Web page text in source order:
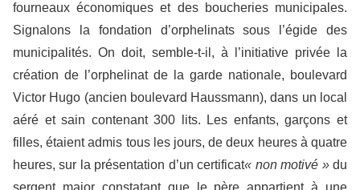
fourneaux économiques et des boucheries municipales.
Signalons la fondation d’orphelinats sous l’égide des
municipalités. On doit, semble-t-il, à l’initiative privée la
création de l’orphelinat de la garde nationale, boulevard
Victor Hugo (ancien boulevard Haussmann), dans un local
aéré et sain contenant 300 lits. Les enfants, garçons et
filles, étaient admis tous les jours, de deux heures à quatre
heures, sur la présentation d’un certificat« non motivé »du
sergent major constatant que le père appartient à une